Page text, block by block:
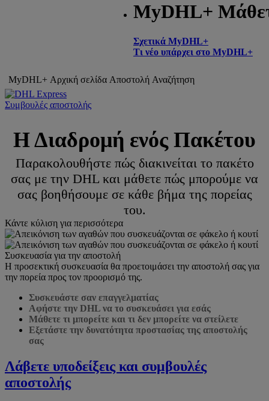
MyDHL+
Σχετικά MyDHL+
Τι νέο υπάρχει στο MyDHL+
MyDHL+ Αρχική σελίδα Αποστολή Αναζήτηση
Συμβουλές αποστολής
Η Διαδρομή ενός Πακέτου
Παρακολουθήστε πώς διακινείται το πακέτο
σας με την DHL και μάθετε πώς μπορούμε να
σας βοηθήσουμε σε κάθε βήμα της πορείας
του.
Κάντε κύλιση για περισσότερα
Συσκευασία για την αποστολή
Η προσεκτική συσκευασία θα προετοιμάσει την αποστολή σας για
την πορεία προς τον προορισμό της.
Συσκευάστε σαν επαγγελματίας
Αφήστε την DHL να το συσκευάσει για εσάς
Μάθετε τι μπορείτε και τι δεν μπορείτε να στείλετε
Εξετάστε την δυνατότητα προστασίας της αποστολής
σας
Λάβετε υποδείξεις και συμβουλές
αποστολής